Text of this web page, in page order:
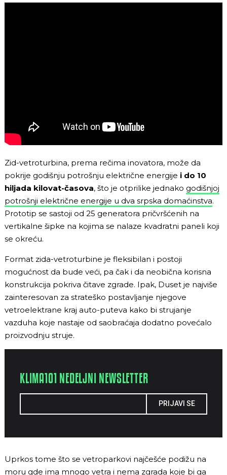
Zid-vetroturbina, prema rečima inovatora, može da
pokrije godišnju potrošnju električne energije i do 10
hiljada kilovat-časova, što je otprilike jednako godišnjoj
potrošnji električne energije u dva srpska domaćinstva.
Prototip se sastoji od 25 generatora pričvršćenih na
vertikalne šipke na kojima se nalaze kvadratni paneli koji
se okreću.
Format zida-vetroturbine je fleksibilan i postoji
mogućnost da bude veći, pa čak i da neobična korisna
konstrukcija pokriva čitave zgrade. Ipak, Duset je najviše
zainteresovan za strateško postavljanje njegove
vetroelektrane kraj auto-puteva kako bi strujanje
vazduha koje nastaje od saobraćaja dodatno povećalo
proizvodnju struje.
KLIMA101 NEDELJNI NEWSLETTER
PRIJAVI SE
Uprkos tome što se vetroparkovi najčešće podižu na
moru gde ima mnogo vetra i nema zgrada koje bi ga